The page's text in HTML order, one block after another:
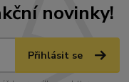
novinky!
Přihlásit se